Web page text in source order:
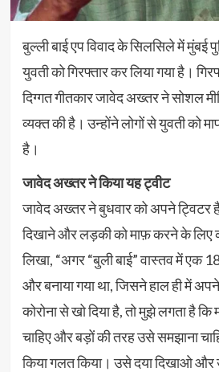
बुल्ली बाई एप विवाद के सिलसिले में मुंबई
युवती को गिरफ्तार कर लिया गया है।
दिग्गत गीतकार जावेद अख्तर ने सोशल
व्यक्त की है। उन्होंने लोगों से युवती को
है।
जावेद अख्तर ने किया यह ट्वीट
जावेद अख्तर ने बुधवार को अपने ट्विटर
दिखाने और लड़की को माफ़ करने के लिए
लिखा, “अगर “बुली बाई” वास्तव में एक 18
और बनाया गया था, जिसने हाल ही में
कोरोना से खो दिया है, तो मुझे लगता है
चाहिए और बड़ों की तरह उसे समझाना
किया गलत किया। उसे दया दिखाओ और